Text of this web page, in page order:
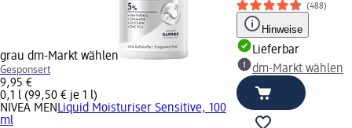
grau dm-Markt wählen
Gesponsert
9,95 €
0,1 l (99,50 € je 1 l)
NIVEA MEN Liquid Moisturiser Sensitive, 100
ml
(488)
Hinweise
Lieferbar
dm-Markt wählen